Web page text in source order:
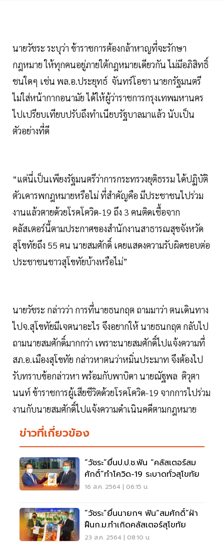
นายวัชระ ระบุว่า ข้าราชการต้องกล้าหาญที่จะรักษา
กฎหมาย ให้ทุกคนอยู่ภายใต้กฎหมายเดียวกัน ไม่มีอภิสิทธิ์
ชนใดๆ เช่น พล.อ.ประยุทธ์ จันทร์โอชา นายกรัฐมนตรี
ไม่ใส่หน้ากากอนามัย ได้ให้ผู้ว่าราชการกรุงเทพมหานคร
ไปเปรียบเทียบปรับถึงทำเนียบรัฐบาลมาแล้ว นับเป็น
ตัวอย่างที่ดี
“แต่นี่เป็นเพียงรัฐมนตรีว่าการกระทรวงยุติธรรม ได้ปฏิบัติ
ตัวเคารพกฎหมายหรือไม่ ที่สำคัญคือ มีประชาชนไปร่วม
งานแล้วตายด้วยโรคโควิด-19 ถึง 3 คนติดเชื้อจาก
คลัสเตอร์นี้ตามประกาศของสำนักงานสาธารณสุขจังหวัด
สุโขทัยถึง 55 คน นายสมศักดิ์ เคยแสดงความรับผิดชอบต่อ
ประชาชนชาวสุโขทัยบ้างหรือไม่”
นายวัชระ กล่าวว่า การที่นายธนกฤต ถามมาว่า ตนเดินทาง
ไปจ.สุโขทัยมีเจตนาอะไร จึงอยากให้ นายธนกฤต กลับไป
ถามนายสมศักดิ์มากกว่า เพราะนายสมศักดิ์ไปแจ้งความที่
สภ.อ.เมืองสุโขทัย กล่าวหาตนว่าหมิ่นประมาท จึงต้องไป
รับทราบข้อกล่าวหา พร้อมกับพาบิดา นายณัฐพล ติวุตา
นนท์ ข้าราชการผู้เสียชีวิตด้วยโรคโควิด-19 จากการไปร่วม
งานกับนายสมศักดิ์ไปแจ้งความดำเนินคดีตามกฎหมาย
ข่าวที่เกี่ยวข้อง
“วัชระ”ยื่นป.ป.ช.ฟัน “คลัสเตอร์สม
ศักดิ์”ทำโควิด-19 ระบาดทั่วสุโขทัย
16 ส.ค. 2564 | 06:15 น.
“วัชระ”ยื่นนายกฯ ฟัน“สมศักดิ์”ฝ่า
ฝืนก.ม.ทำเกิดคลัสเตอร์สุโขทัย
23 ส.ค. 2564 | 08:10 น.